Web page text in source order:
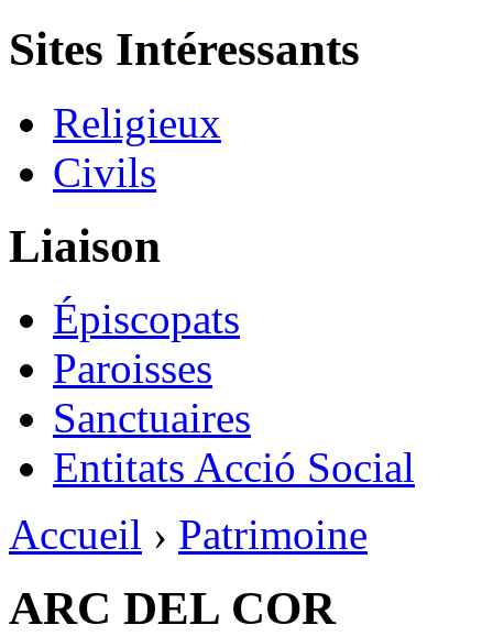
Sites Intéressants
Religieux
Civils
Liaison
Épiscopats
Paroisses
Sanctuaires
Entitats Acció Social
Accueil › Patrimoine
ARC DEL COR